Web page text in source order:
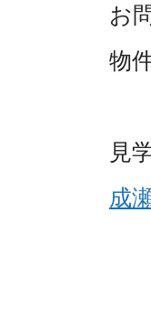
お
物
見
成